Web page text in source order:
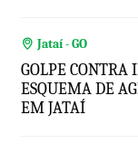
Jataí - GO
GOLPE CONTRA
ESQUEMA DE
EM JATAÍ